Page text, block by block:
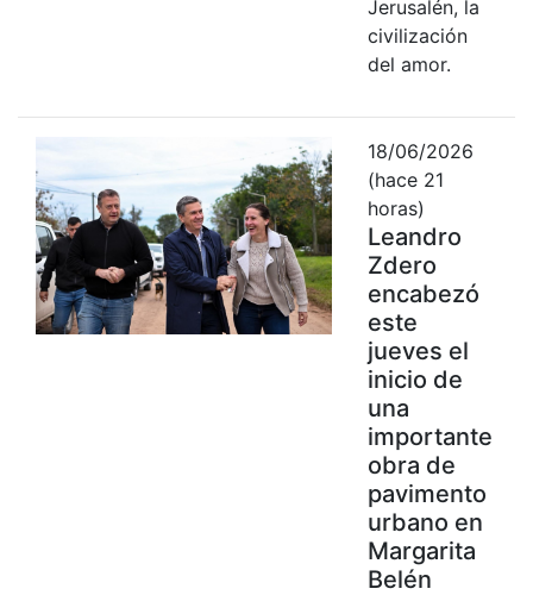
Jerusalén, la
civilización
del amor.
18/06/2026
(hace 21
horas)
Leandro
Zdero
encabezó
este
jueves el
inicio de
una
importante
obra de
pavimento
urbano en
Margarita
Belén